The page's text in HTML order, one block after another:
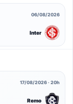
06/08/2026
Inter
17/08/2026 · 20h
Remo